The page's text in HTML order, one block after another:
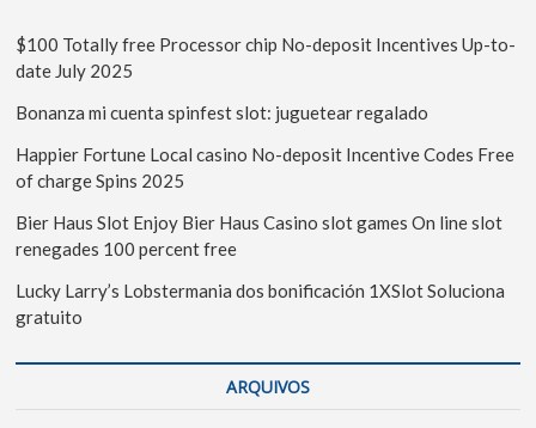
$100 Totally free Processor chip No-deposit Incentives Up-to-
date July 2025
Bonanza mi cuenta spinfest slot: juguetear regalado
Happier Fortune Local casino No-deposit Incentive Codes Free
of charge Spins 2025
Bier Haus Slot Enjoy Bier Haus Casino slot games On line slot
renegades 100 percent free
Lucky Larry’s Lobstermania dos bonificación 1XSlot Soluciona
gratuito
ARQUIVOS